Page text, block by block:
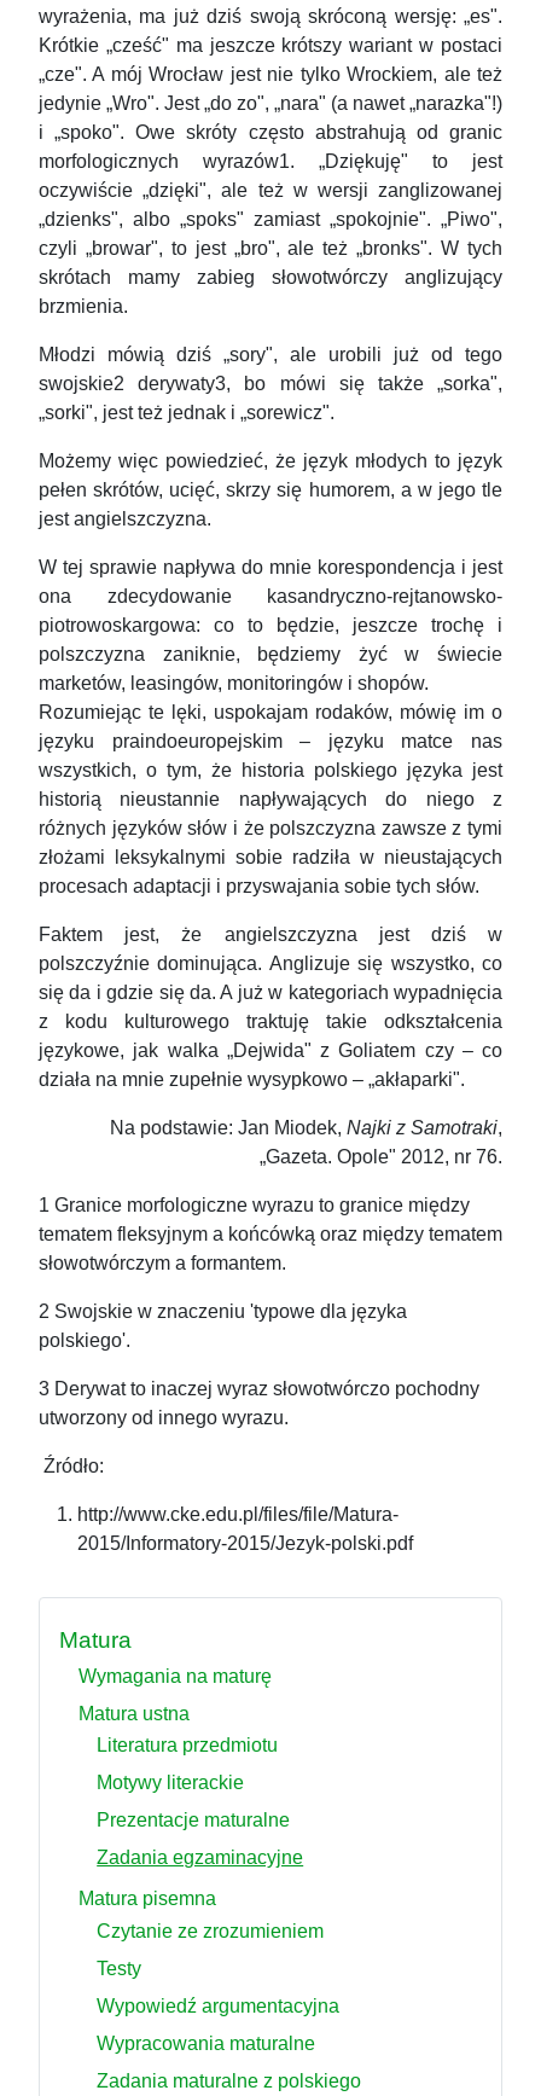
wyrażenia, ma już dziś swoją skróconą wersję: „es".
Krótkie „cześć" ma jeszcze krótszy wariant w postaci
„cze". A mój Wrocław jest nie tylko Wrockiem, ale też
jedynie „Wro". Jest „do zo", „nara" (a nawet „narazka"!)
i „spoko". Owe skróty często abstrahują od granic
morfologicznych wyrazów1. „Dziękuję" to jest
oczywiście „dzięki", ale też w wersji zanglizowanej
„dzienks", albo „spoks" zamiast „spokojnie". „Piwo",
czyli „browar", to jest „bro", ale też „bronks". W tych
skrótach mamy zabieg słowotwórczy anglizujący
brzmienia.
Młodzi mówią dziś „sory", ale urobili już od tego
swojskie2 derywaty3, bo mówi się także „sorka",
„sorki", jest też jednak i „sorewicz".
Możemy więc powiedzieć, że język młodych to język
pełen skrótów, ucięć, skrzy się humorem, a w jego tle
jest angielszczyzna.
W tej sprawie napływa do mnie korespondencja i jest
ona zdecydowanie kasandryczno-rejtanowsko-
piotrowoskargowa: co to będzie, jeszcze trochę i
polszczyzna zaniknie, będziemy żyć w świecie
marketów, leasingów, monitoringów i shopów.
Rozumiejąc te lęki, uspokajam rodaków, mówię im o
języku praindoeuropejskim – języku matce nas
wszystkich, o tym, że historia polskiego języka jest
historią nieustannie napływających do niego z
różnych języków słów i że polszczyzna zawsze z tymi
złożami leksykalnymi sobie radziła w nieustających
procesach adaptacji i przyswajania sobie tych słów.
Faktem jest, że angielszczyzna jest dziś w
polszczyźnie dominująca. Anglizuje się wszystko, co
się da i gdzie się da. A już w kategoriach wypadnięcia
z kodu kulturowego traktuję takie odkształcenia
językowe, jak walka „Dejwida" z Goliatem czy – co
działa na mnie zupełnie wysypkowo – „akłaparki".
Na podstawie: Jan Miodek, Najki z Samotraki,
„Gazeta. Opole" 2012, nr 76.
1 Granice morfologiczne wyrazu to granice między
tematem fleksyjnym a końcówką oraz między tematem
słowotwórczym a formantem.
2 Swojskie w znaczeniu 'typowe dla języka
polskiego'.
3 Derywat to inaczej wyraz słowotwórczo pochodny
utworzony od innego wyrazu.
Źródło:
http://www.cke.edu.pl/files/file/Matura-
2015/Informatory-2015/Jezyk-polski.pdf
Matura
Wymagania na maturę
Matura ustna
Literatura przedmiotu
Motywy literackie
Prezentacje maturalne
Zadania egzaminacyjne
Matura pisemna
Czytanie ze zrozumieniem
Testy
Wypowiedź argumentacyjna
Wypracowania maturalne
Zadania maturalne z polskiego